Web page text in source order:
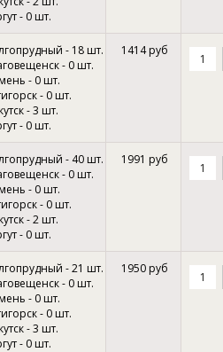
- 0 шт.
- 18 шт.
- 0 шт.
- 0 шт.
- 0 шт.
- 3 шт.
- 0 шт.
1414 руб
- 40 шт.
- 0 шт.
- 0 шт.
- 0 шт.
- 2 шт.
- 0 шт.
1991 руб
- 21 шт.
- 0 шт.
- 0 шт.
- 0 шт.
- 3 шт.
- 0 шт.
1950 руб